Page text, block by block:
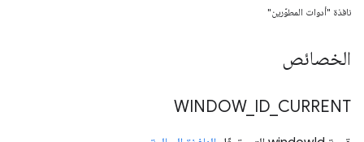
نافذة "أدوات المطوّرين"
الخصائص
WINDOW_ ID CURRENT